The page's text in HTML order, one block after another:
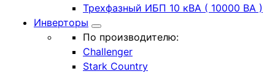
Трехфазный ИБП 10 кВА ( 10000 ВА )
Инверторы
По производителю:
Challenger
Stark Country